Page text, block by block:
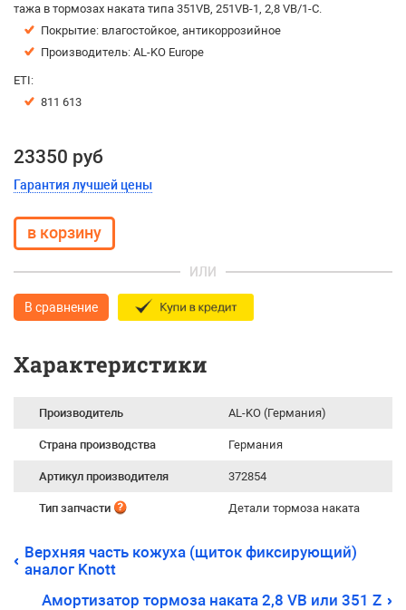
та­жа в тормозах наката ти­па 351VB, 251VB-1, 2,8 VB/1-C.
Покрытие: влагостойкое, антикоррозийное
Производитель: AL-KO Europe
ETI:
811 613
23350 руб
Гарантия лучшей цены
ИЛИ
В сравнение
Характеристики
Производитель AL-KO (Германия)
Страна производства Германия
Артикул производителя 372854
Тип запчасти Детали тормоза наката
Верхняя часть кожуха (щиток фиксирующий)
аналог Knott
Амортизатор тормоза наката 2,8 VB или 351 Z